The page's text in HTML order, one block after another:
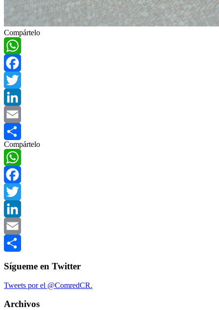
Compártelo
WhatsApp
Facebook
Twitter
LinkedIn
Email
Compartir
Compártelo
WhatsApp
Facebook
Twitter
LinkedIn
Email
Sígueme en Twitter
Tweets por el @ComredCR.
Archivos